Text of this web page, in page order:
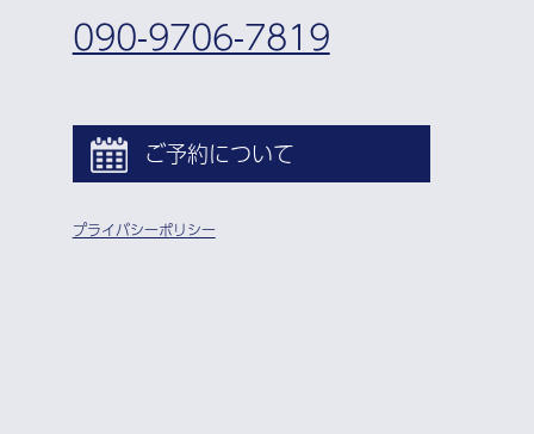
090-9706-7819
ご予約について
プライバシーポリシー